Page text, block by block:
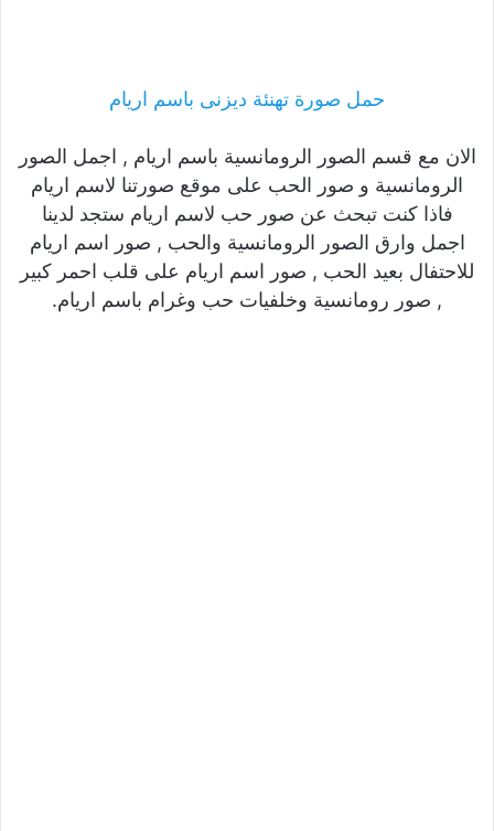
حمل صورة تهنئة ديزنى باسم اريام
الان مع قسم الصور الرومانسية باسم اريام , اجمل الصور
الرومانسية و صور الحب على موقع صورتنا لاسم اريام
فاذا كنت تبحث عن صور حب لاسم اريام ستجد لدينا
اجمل وارق الصور الرومانسية والحب , صور اسم اريام
للاحتفال بعيد الحب , صور اسم اريام على قلب احمر كبير
, صور رومانسية وخلفيات حب وغرام باسم اريام.